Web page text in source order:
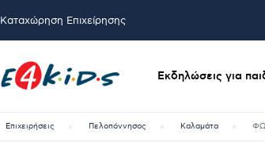
Καταχώρηση Επιχείρησης
Εκδηλώσεις για
Επιχειρήσεις Πελοπόννησος Καλαμάτα